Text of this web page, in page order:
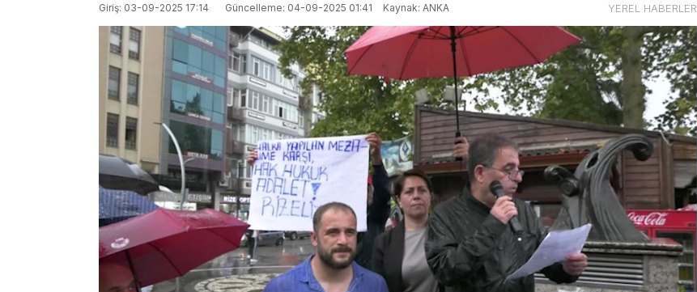
Giriş: 03-09-2025 17:14 Güncelleme: 04-09-2025 01:41 Kaynak: ANKA YEREL HABERLER